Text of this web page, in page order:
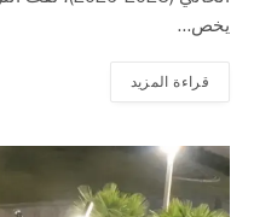
يخص…
قراءة المزيد